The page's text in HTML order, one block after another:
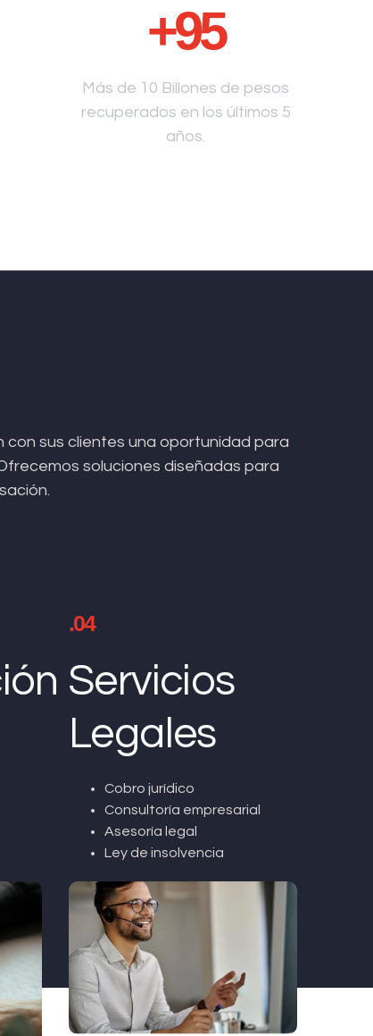
+95
Más de 10 Billones de pesos
recuperados en los últimos 5
años.
sus clientes una oportunidad para
soluciones diseñadas para
.04
Servicios
Legales
Cobro jurídico
Consultoría empresarial
Asesoría legal
Ley de insolvencia